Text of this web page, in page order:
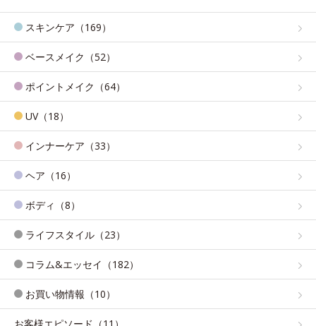
スキンケア（169）
ベースメイク（52）
ポイントメイク（64）
UV（18）
インナーケア（33）
ヘア（16）
ボディ（8）
ライフスタイル（23）
コラム&エッセイ（182）
お買い物情報（10）